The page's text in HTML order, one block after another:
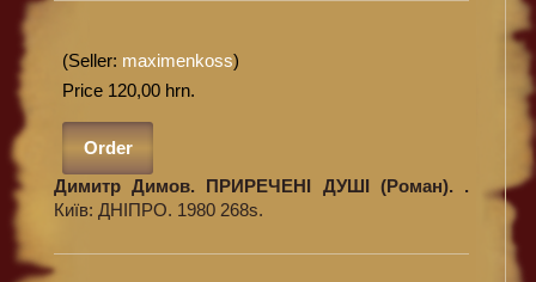
(Seller: maximenkoss)
Price 120,00 hrn.
Order
Димитр Димов. ПРИРЕЧЕНІ ДУШІ (Роман). .
Київ: ДНІПРО. 1980 268s.